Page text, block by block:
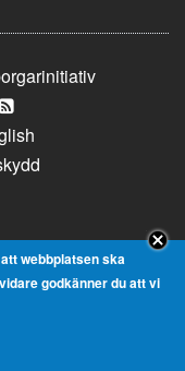
webbplatsen ska
godkänner du att vi